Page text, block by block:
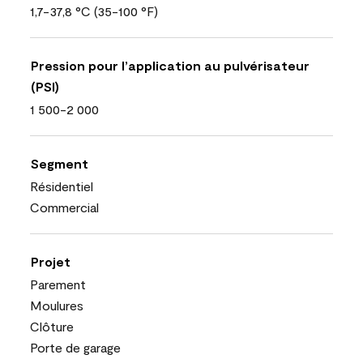
1,7-37,8 °C (35-100 °F)
Pression pour l’application au pulvérisateur
(PSI)
1 500-2 000
Segment
Résidentiel
Commercial
Projet
Parement
Moulures
Clôture
Porte de garage